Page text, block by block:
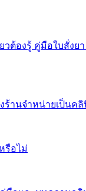
วต้องรู้ คู่มือใบสั่งยา
ร้านจำหน่ายเป็นคลิ
รือไม่